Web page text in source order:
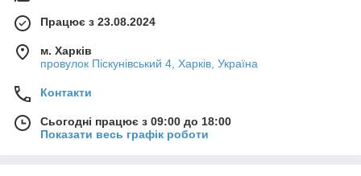
Працює з 23.08.2024
м. Харків
провулок Піскунівський 4, Харків, Україна
Контакти
Сьогодні працює з 09:00 до 18:00
Показати весь графік роботи